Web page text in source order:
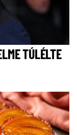
TÚLÉLTE